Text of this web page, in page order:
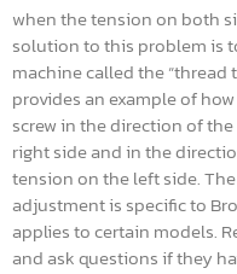
when the tension on both
solution to this problem is
machine called the “thread
provides an example of
screw in the direction of
right side and in the
tension on the left side.
adjustment is specific to
applies to certain models.
and ask questions if they